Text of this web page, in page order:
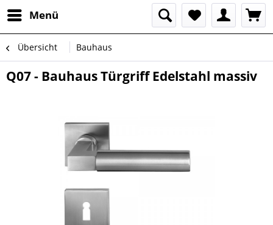
Menü
Übersicht Bauhaus
Q07 - Bauhaus Türgriff Edelstahl massiv